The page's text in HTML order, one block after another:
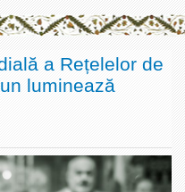
a Rețelelor de
luminează